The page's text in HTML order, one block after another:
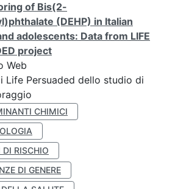
of Bis(2-
(DEHP) in Italian
adolescents: Data from LIFE
project
Web
Life Persuaded dello studio di
CHIMICI
DI RISCHIO
DI GENERE